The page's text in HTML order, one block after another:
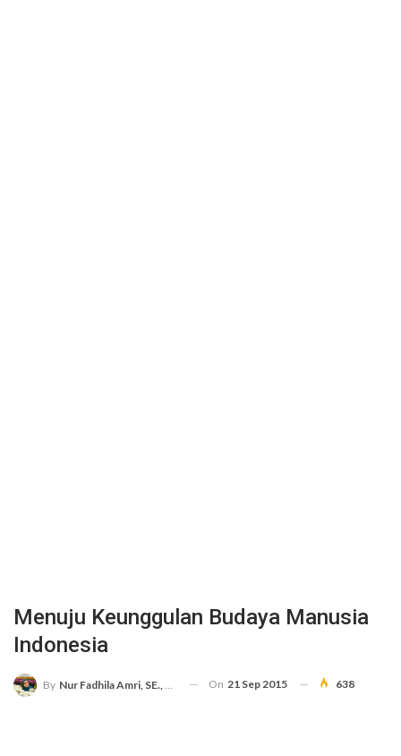
Menuju Keunggulan Budaya Manusia
Indonesia
By Nur Fadhila Amri, SE., Ak., M.Si On 21 Sep 2015 638